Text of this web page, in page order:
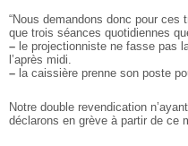
“Nous demandons donc pour ces
que trois séances quotidiennes
– le projectionniste ne fasse pas
l’après midi.
– la caissière prenne son poste
Notre double revendication
déclarons en grève à partir de ce